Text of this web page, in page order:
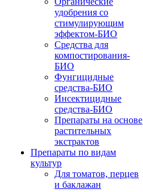
удобрения со
стимулирующим
эффектом-БИО
Средства для
компостирования-
БИО
Фунгицидные
средства-БИО
Инсектицидные
средства-БИО
Препараты на основе
растительных
экстрактов
Препараты по видам
культур
Для томатов, перцев
и баклажан